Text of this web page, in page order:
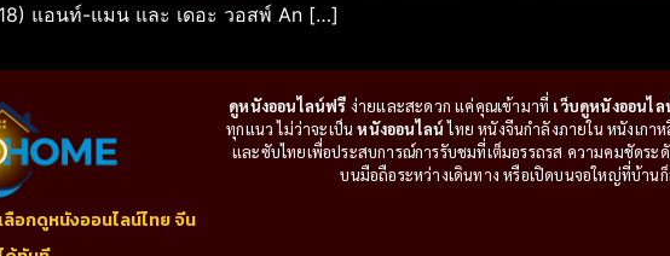
แอนท์-แมน และ เดอะ วอสพ์ An […]
ลือกดูหนังออนไลน์ไทย จีน
ดูหนังออนไลน์ฟรี ง่ายและสะดวก แค่คุณเข้ามาที่ เว็บดูหนังออนไ
ทุกแนว ไม่ว่าจะเป็นหนังออนไลน์ไทย หนังจีนกำลังภายใน หนังเกา
และซับไทยเพื่อประสบการณ์การรับชมที่เต็มอรรถรส ความคมชัดระ
บนมือถือระหว่างเดินทาง หรือเปิดบนจอใหญ่ที่บ้านก็